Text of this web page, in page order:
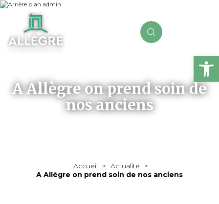
A Allègre on prend soin de
nos anciens
Accueil > Actualité
>
A Allègre on prend soin de nos anciens